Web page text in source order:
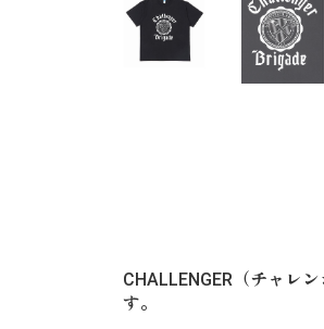
CHALLENGER（チャレ
す。